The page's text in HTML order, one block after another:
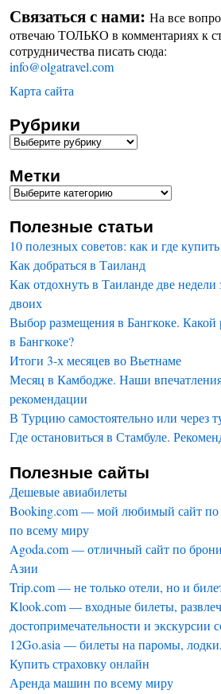
Связаться с нами: На все
отвечаю ТОЛЬКО в комментариях к
сотрудничества писать сюда:
info@olgatravel.com
Карта сайта
Рубрики
Метки
Полезные статьи
10 полезных советов: как и где
Как добраться в Таиланд
Как отдохнуть в Таиланде две недели
двоих
Выбор размещения в Бангкоке. Какой
в Бангкоке?
Итоги 3-х месяцев во Вьетнаме
Месяц в Камбодже. Наши
рекомендации
В Турцию самостоятельно или через
Где остановиться в Стамбуле.
Полезные сайты
Дешевые авиабилеты
Booking.com — мой любимый сайт по
по всему миру
Agoda.com — отличный сайт по
Азии
Trip.com — не только отели, но и
Klook.com — входные билеты,
достопримечательности и экскурсии
12Go.asia — билеты на паромы,
Купить страховку онлайн
Аренда машин по всему миру